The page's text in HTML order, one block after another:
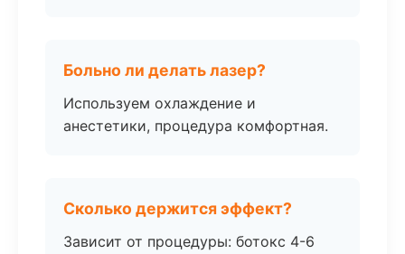
Больно ли делать лазер?
Используем охлаждение и
анестетики, процедура комфортная.
Сколько держится эффект?
Зависит от процедуры: ботокс 4-6